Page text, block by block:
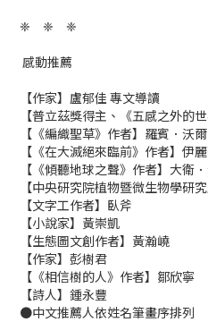
❈ ❈ ❈
感動推薦
【作家】盧郁佳 專文導讀
【普立茲獎得主、《五感之外的
【《編織聖草》作者】羅賓．沃
【《在大滅絕來臨前》作者】伊
【《傾聽地球之聲》作者】大衛
【中央研究院植物暨微生物學研
【文字工作者】臥斧
【小說家】黃崇凱
【生態圖文創作者】黃瀚嶢
【作家】彭樹君
【《相信樹的人》作者】鄒欣寧
【詩人】鍾永豐
●中文推薦人依姓名筆畫序排列